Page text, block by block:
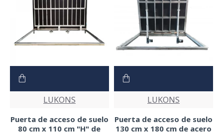
LUKONS
Puerta de acceso de suelo
80 cm x 110 cm "H" de
LUKONS
Puerta de acceso de suelo
130 cm x 180 cm de acero